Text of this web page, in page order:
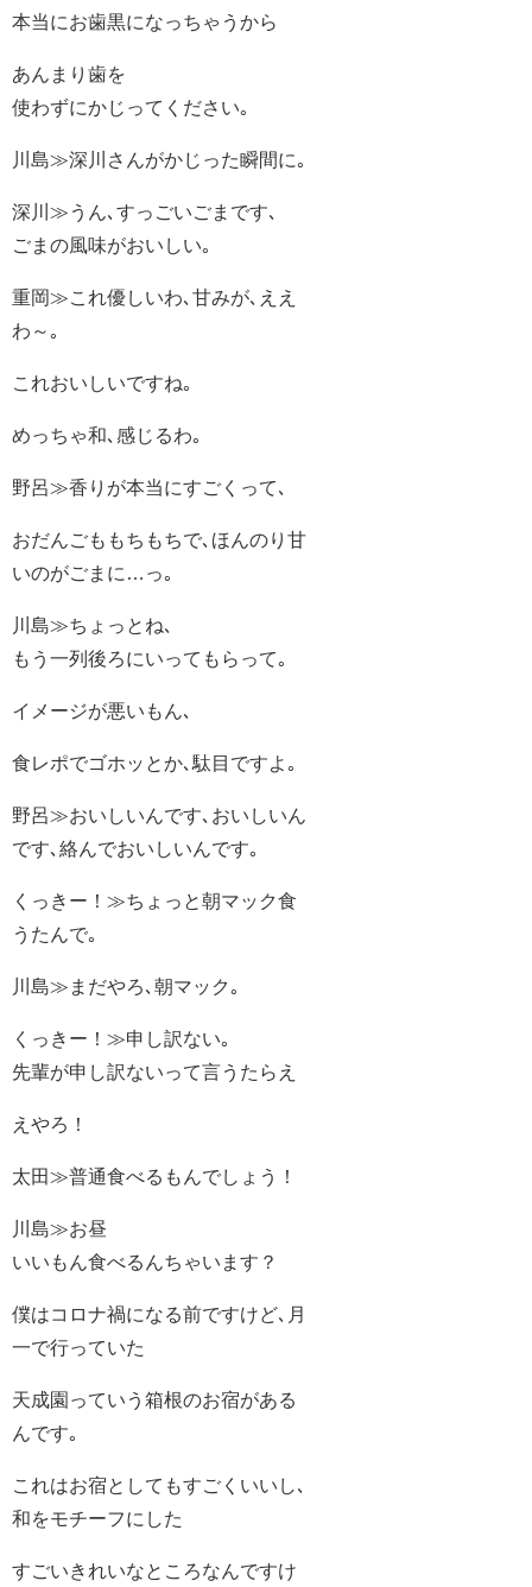
本当にお歯黒になっちゃうから
あんまり歯を
使わずにかじってください｡
川島≫深川さんがかじった瞬間に｡
深川≫うん､すっごいごまです､
ごまの風味がおいしい｡
重岡≫これ優しいわ､甘みが､ええ
わ～｡
これおいしいですね｡
めっちゃ和､感じるわ｡
野呂≫香りが本当にすごくって､
おだんごももちもちで､ほんのり甘
いのがごまに…っ｡
川島≫ちょっとね､
もう一列後ろにいってもらって｡
イメージが悪いもん､
食レポでゴホッとか､駄目ですよ｡
野呂≫おいしいんです､おいしいん
です､絡んでおいしいんです｡
くっきー！≫ちょっと朝マック食
うたんで｡
川島≫まだやろ､朝マック｡
くっきー！≫申し訳ない｡
先輩が申し訳ないって言うたらえ
えやろ！
太田≫普通食べるもんでしょう！
川島≫お昼
いいもん食べるんちゃいます？
僕はコロナ禍になる前ですけど､月
一で行っていた
天成園っていう箱根のお宿がある
んです｡
これはお宿としてもすごくいいし､
和をモチーフにした
すごいきれいなところなんですけ